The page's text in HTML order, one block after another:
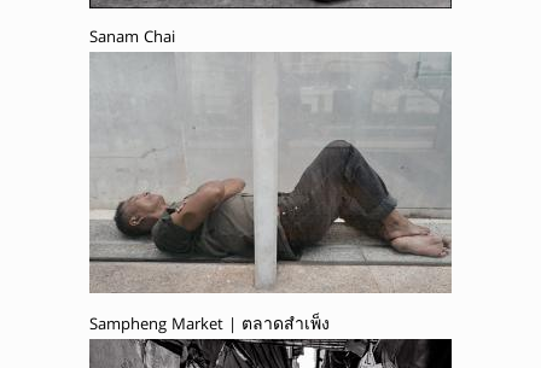
Sanam Chai
Sampheng Market | ตลาดสำเพ็ง